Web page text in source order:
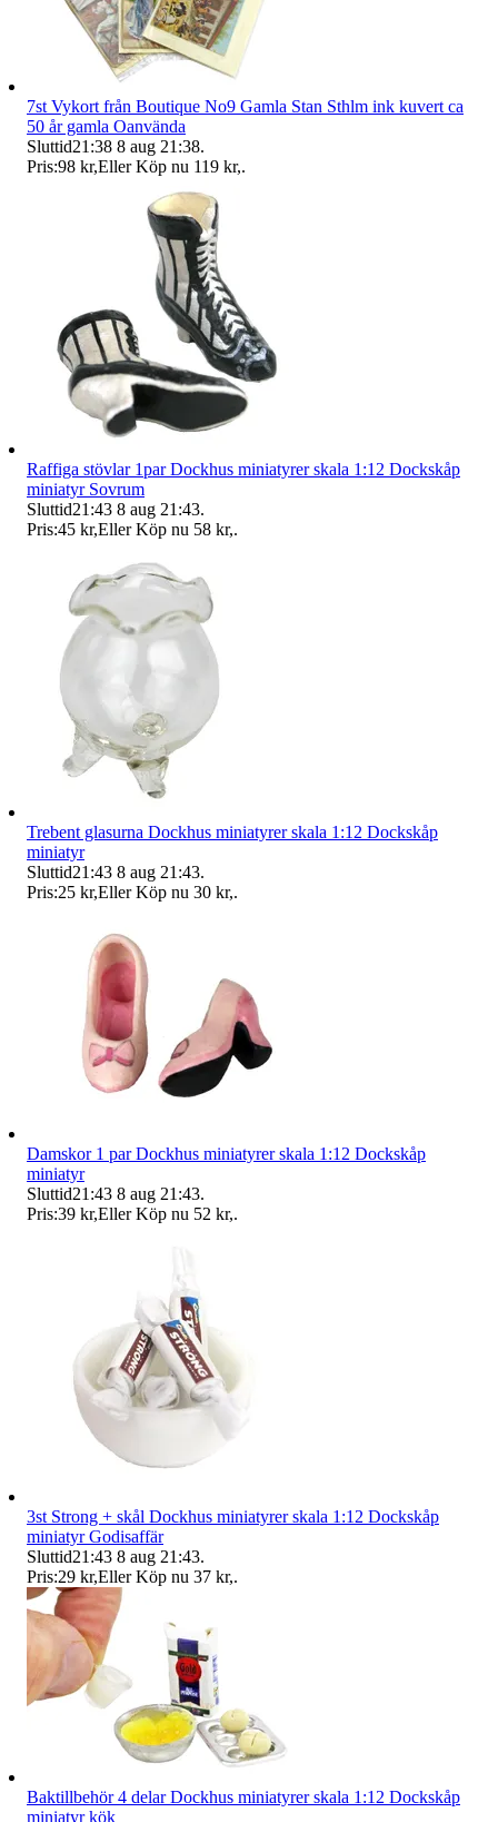
7st Vykort från Boutique No9 Gamla Stan Sthlm ink kuvert ca
50 år gamla Oanvända
Sluttid21:38 8 aug 21:38.
Pris:98 kr,Eller Köp nu 119 kr,.
Raffiga stövlar 1par Dockhus miniatyrer skala 1:12 Dockskåp
miniatyr Sovrum
Sluttid21:43 8 aug 21:43.
Pris:45 kr,Eller Köp nu 58 kr,.
Trebent glasurna Dockhus miniatyrer skala 1:12 Dockskåp
miniatyr
Sluttid21:43 8 aug 21:43.
Pris:25 kr,Eller Köp nu 30 kr,.
Damskor 1 par Dockhus miniatyrer skala 1:12 Dockskåp
miniatyr
Sluttid21:43 8 aug 21:43.
Pris:39 kr,Eller Köp nu 52 kr,.
3st Strong + skål Dockhus miniatyrer skala 1:12 Dockskåp
miniatyr Godisaffär
Sluttid21:43 8 aug 21:43.
Pris:29 kr,Eller Köp nu 37 kr,.
Baktillbehör 4 delar Dockhus miniatyrer skala 1:12 Dockskåp
miniatyr kök